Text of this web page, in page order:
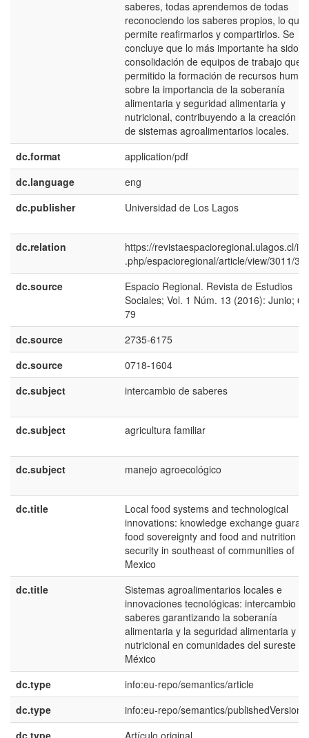
saberes, todas aprendemos de todas
reconociendo los saberes propios, lo que
permite reafirmarlos y compartirlos. Se
concluye que lo más importante ha sido la
consolidación de equipos de trabajo que
permitido la formación de recursos
sobre la importancia de la soberanía
alimentaria y seguridad alimentaria y
nutricional, contribuyendo a la creación
de sistemas agroalimentarios locales.
dc.format
application/pdf
dc.language
eng
dc.publisher
Universidad de Los Lagos
dc.relation
https://revistaespacioregional.ulagos.cl/
.php/espacioregional/article/view/3011/
dc.source
Espacio Regional. Revista de Estudios
Sociales; Vol. 1 Núm. 13 (2016): Junio;
79
dc.source
2735-6175
dc.source
0718-1604
dc.subject
intercambio de saberes
dc.subject agricultura familiar
dc.subject manejo agroecológico
dc.title
Local food systems and technological
innovations: knowledge exchange
food sovereignty and food and nutrition
security in southeast of communities of
Mexico
dc.title
Sistemas agroalimentarios locales e
innovaciones tecnológicas: intercambio de
saberes garantizando la soberanía
alimentaria y la seguridad alimentaria y
nutricional en comunidades del sureste de
México
dc.type
info:eu-repo/semantics/article
dc.type
info:eu-repo/semantics/publishedVersion
dc.type
Artículo original